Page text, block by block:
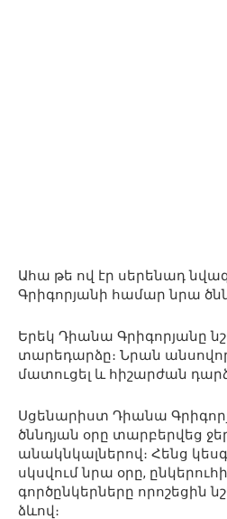
Ահա թե ով էր սերենադ
Գրիգորյանի համար նրա
Երեկ Դիանա Գրիգորյանը
տարեդարձը։ Նրան
մատուցել և հիշարժան
Սցենարիստ Դիանա
ծննդյան օրը տարբերվեց
անակնկալներով։ Հենց
սկսվում նրա օրը,
գործընկերները որոշեցին
ձևով։